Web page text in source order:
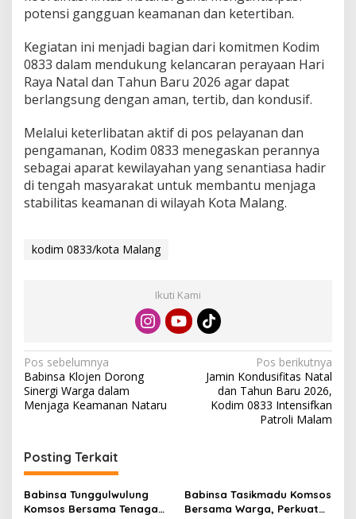
2
2
6
potensi gangguan keamanan dan ketertiban.
Kegiatan ini menjadi bagian dari komitmen Kodim
0833 dalam mendukung kelancaran perayaan Hari
Raya Natal dan Tahun Baru 2026 agar dapat
berlangsung dengan aman, tertib, dan kondusif.
Melalui keterlibatan aktif di pos pelayanan dan
pengamanan, Kodim 0833 menegaskan perannya
sebagai aparat kewilayahan yang senantiasa hadir
di tengah masyarakat untuk membantu menjaga
stabilitas keamanan di wilayah Kota Malang.
kodim 0833/kota Malang
Ikuti Kami
N
a
v
g
a
s
Pos sebelumnya
Babinsa Klojen Dorong
Sinergi Warga dalam
Menjaga Keamanan Nataru
Pos berikutnya
Jamin Kondusifitas Natal
dan Tahun Baru 2026,
Kodim 0833 Intensifkan
Patroli Malam
Posting Terkait
Babinsa Tunggulwulung
Komsos Bersama Tenaga
Babinsa Tasikmadu Komsos
Bersama Warga, Perkuat